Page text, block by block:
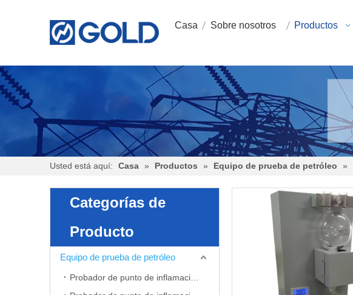
Casa Sobre nosotros Productos
Usted está aquí: Casa » Productos » Equipo de prueba de petróleo »
Categorías de
Producto
Equipo de prueba de petróleo